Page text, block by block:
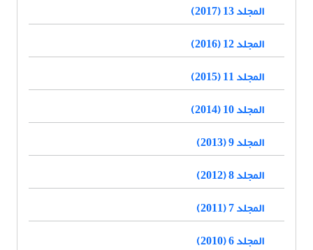
المجلد 13 (2017)
المجلد 12 (2016)
المجلد 11 (2015)
المجلد 10 (2014)
المجلد 9 (2013)
المجلد 8 (2012)
المجلد 7 (2011)
المجلد 6 (2010)